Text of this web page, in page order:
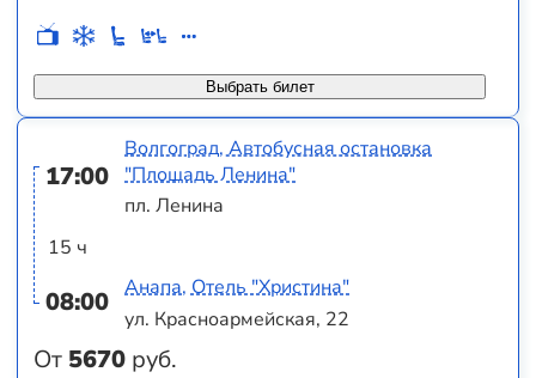
Выбрать билет
17:00
15 ч
08:00
От 5670 руб.
Волгоград, Автобусная остановка
"Площадь Ленина"
пл. Ленина
Анапа, Отель "Христина"
ул. Красноармейская, 22